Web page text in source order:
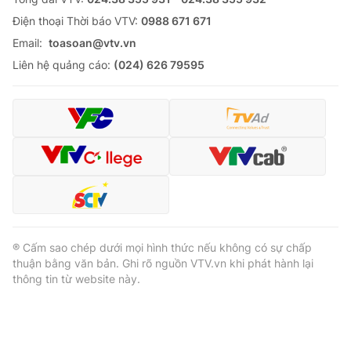
Ðiện thoại Thời báo VTV: 0988 671 671
Email: toasoan@vtv.vn
Liên hệ quảng cáo: (024) 626 79595
® Cấm sao chép dưới mọi hình thức nếu không có sự chấp
thuận bằng văn bản. Ghi rõ nguồn VTV.vn khi phát hành lại
thông tin từ website này.